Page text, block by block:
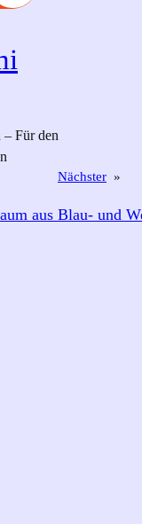
– Für den
Nächster »